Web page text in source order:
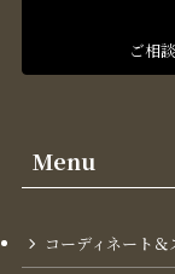
ご相
Menu
コーディネート